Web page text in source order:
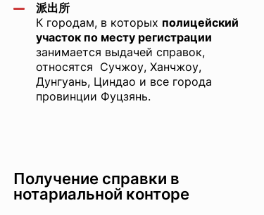
派出所
К городам, в которых полицейский
участок по месту регистрации
занимается выдачей справок,
относятся Сучжоу, Ханчжоу,
Дунгуань, Циндао и все города
провинции Фуцзянь.
Получение справки в
нотариальной конторе